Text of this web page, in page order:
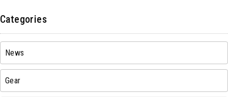
Categories
News
Gear